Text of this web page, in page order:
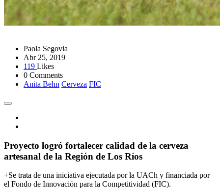
Paola Segovia
Abr 25, 2019
119 Likes
0 Comments
Anita Behn Cerveza FIC
Proyecto logró fortalecer calidad de la cerveza
artesanal de la Región de Los Ríos
+Se trata de una iniciativa ejecutada por la UACh y financiada por
el Fondo de Innovación para la Competitividad (FIC).